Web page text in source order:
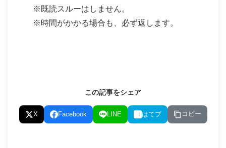
※既読スルーはしません。
※時間がかかる場合も、必ず返します。
この記事をシェア
X Facebook LINE はてブ コピー